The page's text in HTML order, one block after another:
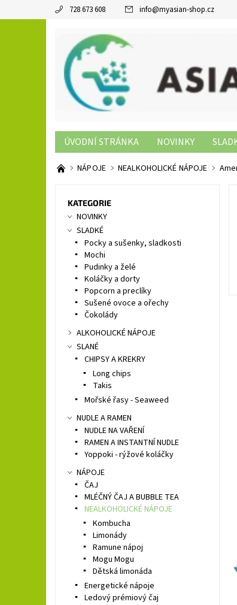
728 673 608 info@myasian-shop.cz
ÚVODNÍ STRÁNKA NOVINKY
SUSHI PRODUKTY
NON-FOOD
NÁPOJE NEALKOHOLICKÉ NÁPOJE
KATEGORIE
NOVINKY
SLADKÉ
Pocky a sušenky, sladkosti
Mochi
Pudinky a želé
Koláčky a dorty
Popcorn a preclíky
Sušené ovoce a ořechy
Čokolády
ALKOHOLICKÉ NÁPOJE
SLANÉ
CHIPSY A KREKRY
Long chips
Takis
Mořské řasy - Seaweed
NUDLE A RAMEN
NUDLE NA VAŘENÍ
RAMEN A INSTANTNÍ NUDLE
Yoppoki - rýžové koláčky
NÁPOJE
ČAJ
MLÉČNÝ ČAJ A BUBBLE TEA
NEALKOHOLICKÉ NÁPOJE
Kombucha
Limonády
Ramune nápoj
Mogu Mogu
Dětská limonáda
Energetické nápoje
Ledový prémiový čaj